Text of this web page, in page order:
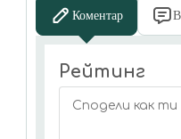
Коментар
Рейтинг